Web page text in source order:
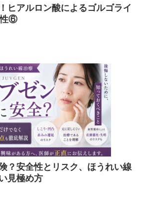
ヒアルロン酸によるゴルゴライ
⑥
？安全性とリスク、ほうれい線
見極め方